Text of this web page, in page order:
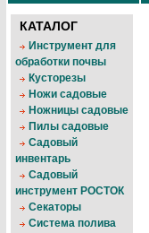
КАТАЛОГ
Инструмент для
обработки почвы
Кусторезы
Ножи садовые
Ножницы садовые
Пилы садовые
Садовый
инвентарь
Садовый
инструмент РОСТОК
Секаторы
Система полива